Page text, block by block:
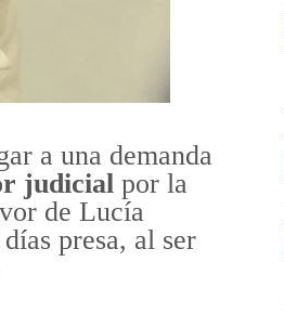
a una demanda
judicial por la
de Lucía
presa, al ser